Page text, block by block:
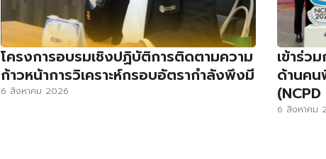
โครงการอบรมเชิงปฏิบัติการติดตามความ
ก้าวหน้าการวิเคราะห์กรอบอัตรากำลังพึงมี
6 สิงหาคม 2026
เข้าร่ว
ด้านคน
6 สิงหาคม